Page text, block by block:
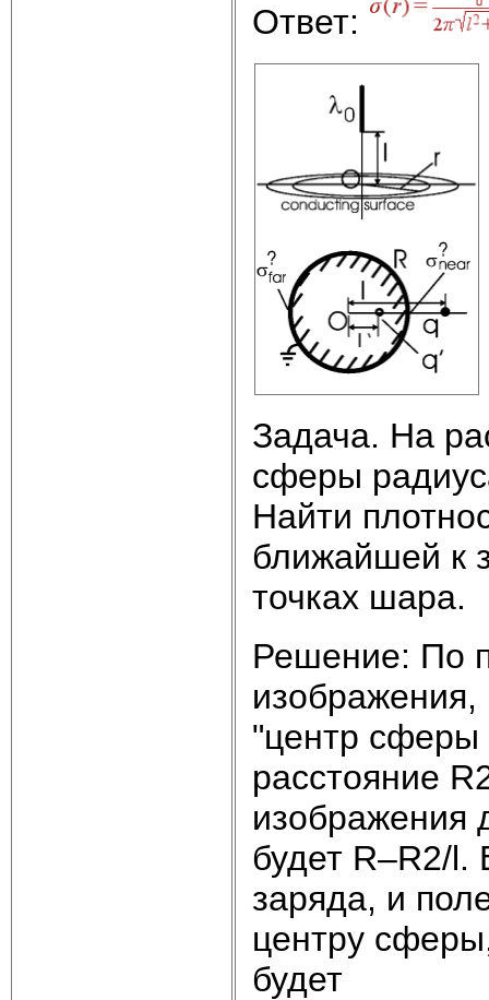
Ответ:
Задача. На
сферы
Найти
ближайшей к
точках шара.
Решение: По
"центр сферы
расстояние
изображения
будет R–R2/l.
заряда, и
центру
будет